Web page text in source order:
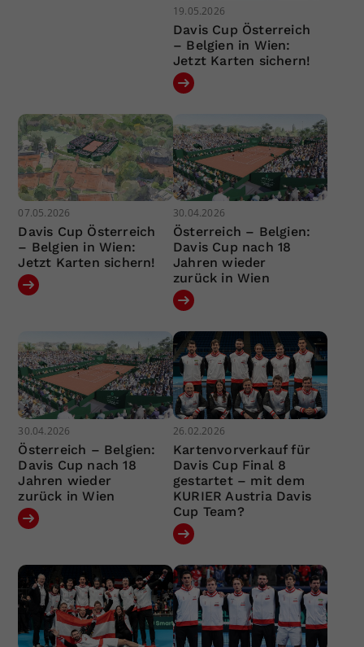
19.05.2026
Davis Cup Österreich
– Belgien in Wien:
Jetzt Karten sichern!
07.05.2026
Davis Cup Österreich
– Belgien in Wien:
Jetzt Karten sichern!
30.04.2026
Österreich – Belgien:
Davis Cup nach 18
Jahren wieder
zurück in Wien
30.04.2026
Österreich – Belgien:
Davis Cup nach 18
Jahren wieder
zurück in Wien
26.02.2026
Kartenvorverkauf für
Davis Cup Final 8
gestartet – mit dem
KURIER Austria Davis
Cup Team?